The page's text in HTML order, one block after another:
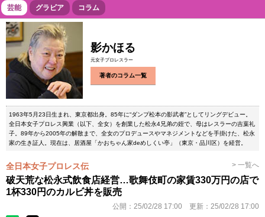
ボートレース 競輪 オートレース
芸能 グラビア コラム
影かほる
元女子プロレスラー
著者のコラム一覧
1963年5月23日生まれ、東京都出身。85年に“ダンプ松本の影武者”としてリングデビュー。
全日本女子プロレス興業（以下、全女）を創業した松永4兄弟の姪で、母はレスラーの吉葉礼
子。89年から2005年の解散まで、全女のプロデュースやマネジメントなどを手掛けた、松永
家の生き証人。現在は、居酒屋「かおちゃん家deめしくい亭」（東京・品川区）を経営。
全日本女子プロレス伝 > 一覧へ
破天荒な松永式飲食店経営…歌舞伎町の家賃330万円の店で
1杯330円のカルビ丼を販売
公開： 25/02/28 17:00 更新： 25/02/28 17:00